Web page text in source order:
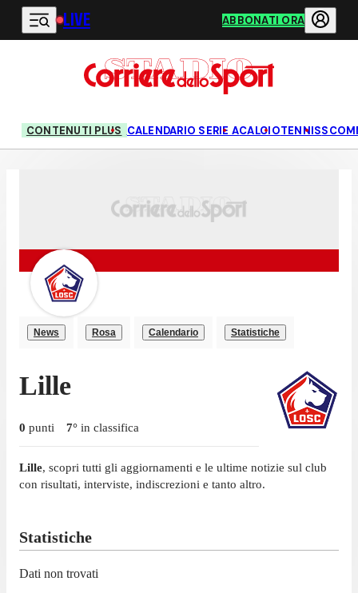
Vai al contenuto principale
LIVE ABBONATI ORA
CONTENUTI PLUS CALENDARIO SERIE ACALCIOTENNIS
News Rosa Calendario Statistiche
Lille
0 punti 7° in classifica
Lille, scopri tutti gli aggiornamenti e le ultime notizie sul club
con risultati, interviste, indiscrezioni e tanto altro.
Statistiche
Dati non trovati